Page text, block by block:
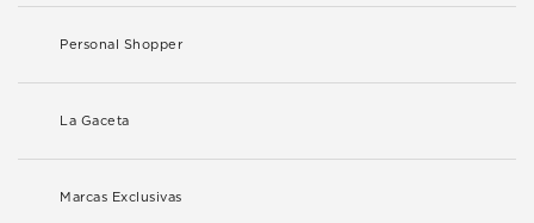
Personal Shopper
La Gaceta
Marcas Exclusivas